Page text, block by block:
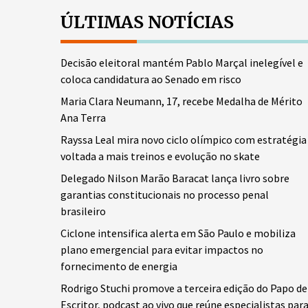
ÚLTIMAS NOTÍCIAS
Decisão eleitoral mantém Pablo Marçal inelegível e
coloca candidatura ao Senado em risco
Maria Clara Neumann, 17, recebe Medalha de Mérito
Ana Terra
Rayssa Leal mira novo ciclo olímpico com estratégia
voltada a mais treinos e evolução no skate
Delegado Nilson Marão Baracat lança livro sobre
garantias constitucionais no processo penal
brasileiro
Ciclone intensifica alerta em São Paulo e mobiliza
plano emergencial para evitar impactos no
fornecimento de energia
Rodrigo Stuchi promove a terceira edição do Papo de
Escritor, podcast ao vivo que reúne especialistas para